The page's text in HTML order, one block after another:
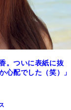
。ついに表紙に抜
心配でした（笑）」